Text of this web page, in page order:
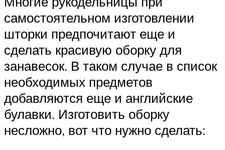
самостоятельном изготовлении
шторки предпочитают еще и
сделать красивую оборку для
занавесок. В таком случае в список
необходимых предметов
добавляются еще и английские
булавки. Изготовить оборку
несложно, вот что нужно сделать: